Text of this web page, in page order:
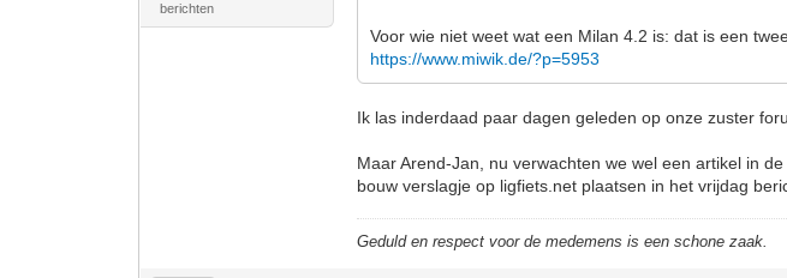
berichten
Voor wie niet weet wat een Milan 4.2 is: dat is een
https://www.miwik.de/?p=5953
Ik las inderdaad paar dagen geleden op onze zuster
Maar Arend-Jan, nu verwachten we wel een artikel in
bouw verslagje op ligfiets.net plaatsen in het vrijdag
Geduld en respect voor de medemens is een schone zaak.